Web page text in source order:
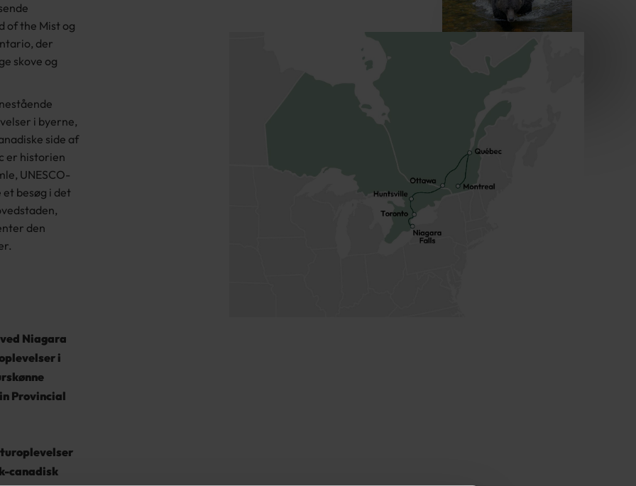
of the Mist og
der
skove og
i byerne,
side af
er historien
UNESCO-
besøg i det
den
Niagara
i
Provincial
canadisk